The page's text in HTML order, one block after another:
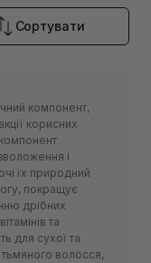
Сортувати
компонент,
корисних
і
їх природний
покращує
дрібних
та
для сухої та
тьмяного волосся,